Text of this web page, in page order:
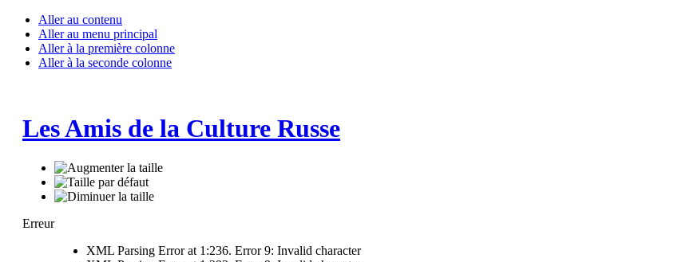
Aller au contenu
Aller au menu principal
Aller à la première colonne
Aller à la seconde colonne
Les Amis de la Culture Russe
Erreur
XML Parsing Error at 1:236. Error 9: Invalid character